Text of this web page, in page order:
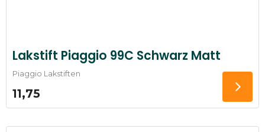
Lakstift Piaggio 99C Schwarz Matt
Piaggio Lakstiften
11,75